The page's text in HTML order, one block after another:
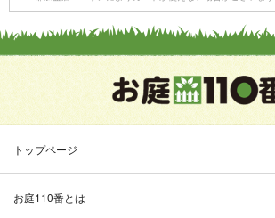
トップページ
お庭110番とは